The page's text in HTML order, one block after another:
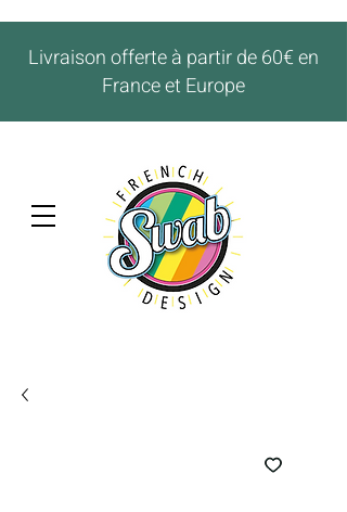
Livraison offerte à partir de 60€ en
France et Europe